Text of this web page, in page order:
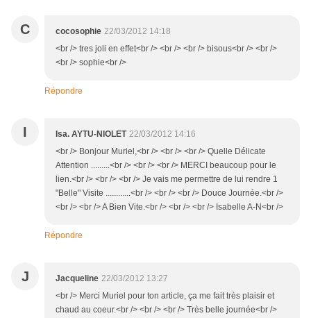
C cocosophie 22/03/2012 14:18
<br /> tres joli en effet<br /> <br /> <br /> bisous<br /> <br />
<br /> sophie<br />
Répondre
I Isa. AYTU-NIOLET 22/03/2012 14:16
<br /> Bonjour Muriel,<br /> <br /> <br /> Quelle Délicate
Attention .........<br /> <br /> <br /> MERCI beaucoup pour le
lien.<br /> <br /> <br /> Je vais me permettre de lui rendre 1
"Belle" Visite ............<br /> <br /> <br /> Douce Journée.<br />
<br /> <br /> A Bien Vite.<br /> <br /> <br /> Isabelle A-N<br />
Répondre
J Jacqueline 22/03/2012 13:27
<br /> Merci Muriel pour ton article, ça me fait très plaisir et
chaud au coeur.<br /> <br /> <br /> Très belle journée<br />